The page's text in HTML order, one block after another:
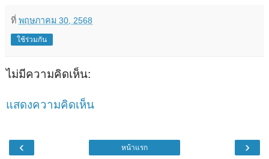
ที่ พฤษภาคม 30, 2568
ใช้ร่วมกัน
ไม่มีความคิดเห็น:
แสดงความคิดเห็น
‹ ›
หน้าแรก